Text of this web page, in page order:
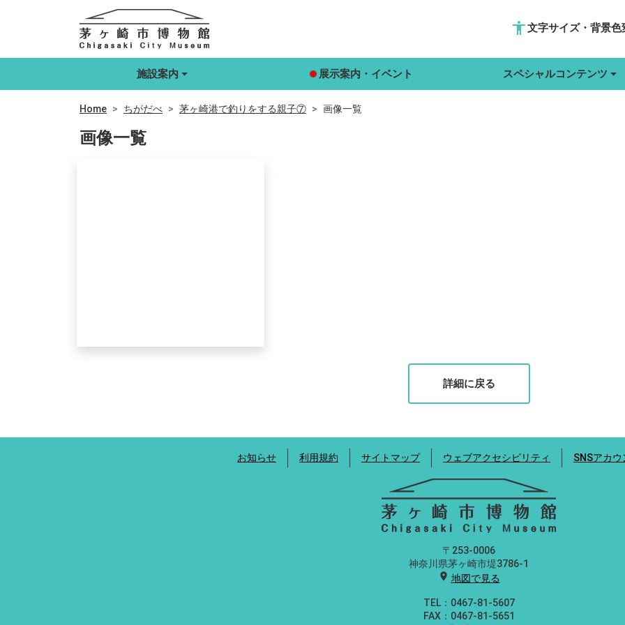
accessibility文字サイズ・背景色
施設案内 展示案内・イベント スペシャルコンテンツ
Home ちがだべ 茅ヶ崎港で釣りをする親子⑦ 画像一覧
画像一覧
詳細に戻る
お知らせ 利用規約 サイトマップ ウェブアクセシビリティ SNSアカ
〒253-0006
神奈川県茅ヶ崎市堤3786-1
location_on 地図で見る
TEL：0467-81-5607
FAX：0467-81-5651